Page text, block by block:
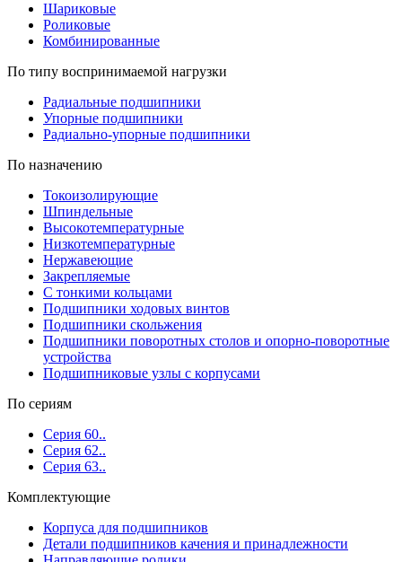
Шариковые
Роликовые
Комбинированные
По типу воспринимаемой нагрузки
Радиальные подшипники
Упорные подшипники
Радиально-упорные подшипники
По назначению
Токоизолирующие
Шпиндельные
Высокотемпературные
Низкотемпературные
Нержавеющие
Закрепляемые
С тонкими кольцами
Подшипники ходовых винтов
Подшипники скольжения
Подшипники поворотных столов и опорно-поворотные
устройства
Подшипниковые узлы с корпусами
По сериям
Серия 60..
Серия 62..
Серия 63..
Комплектующие
Корпуса для подшипников
Детали подшипников качения и принадлежности